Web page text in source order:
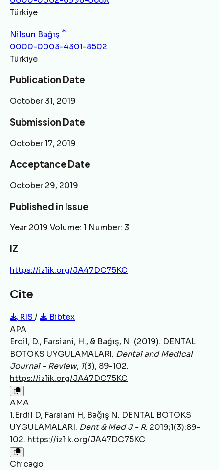
Türkiye
Nilsun Bağış *
0000-0003-4301-8502
Türkiye
Publication Date
October 31, 2019
Submission Date
October 17, 2019
Acceptance Date
October 29, 2019
Published in Issue
Year 2019 Volume: 1 Number: 3
IZ
https://izlik.org/JA47DC75KC
Cite
RIS /
Bibtex
APA
Erdil, D., Farsiani, H., & Bağış, N. (2019). DENTAL
BOTOKS UYGULAMALARI. Dental and Medical
Journal - Review, 1(3), 89-102.
https://izlik.org/JA47DC75KC
AMA
1.Erdil D, Farsiani H, Bağış N. DENTAL BOTOKS
UYGULAMALARI. Dent & Med J - R. 2019;1(3):89-
102. https://izlik.org/JA47DC75KC
Chicago